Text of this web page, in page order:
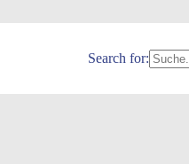
Search for:
FÜR